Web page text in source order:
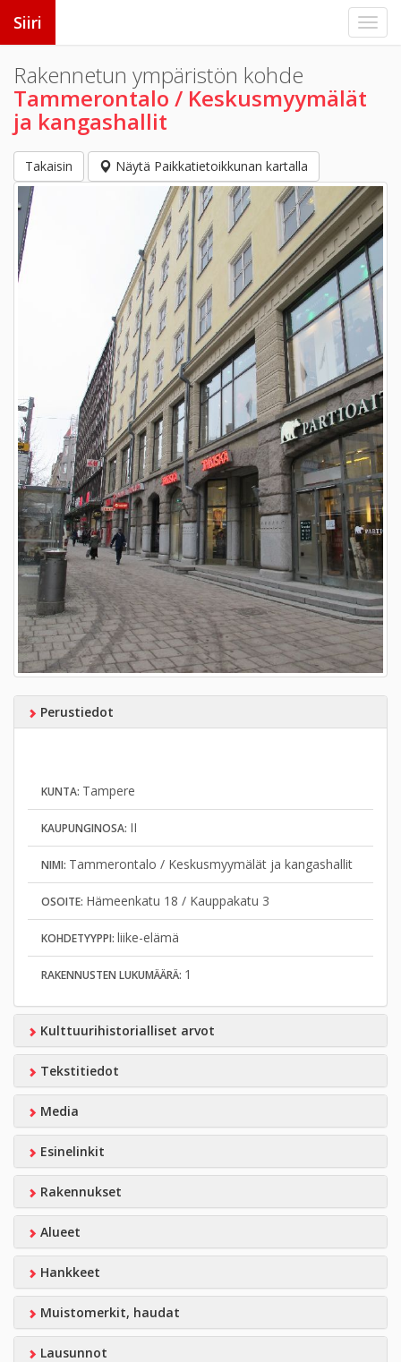
Siiri
Rakennetun ympäristön kohde
Tammerontalo / Keskusmyymälät
ja kangashallit
Takaisin Näytä Paikkatietoikkunan kartalla
Perustiedot
KUNTA: Tampere
KAUPUNGINOSA: II
NIMI: Tammerontalo / Keskusmyymälät ja kangashallit
OSOITE: Hämeenkatu 18 / Kauppakatu 3
KOHDETYYPPI: liike-elämä
RAKENNUSTEN LUKUMÄÄRÄ: 1
Kulttuurihistorialliset arvot
Tekstitiedot
Media
Esinelinkit
Rakennukset
Alueet
Hankkeet
Muistomerkit, haudat
Lausunnot